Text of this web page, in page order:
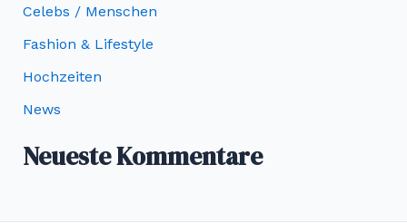
Celebs / Menschen
Fashion & Lifestyle
Hochzeiten
News
Neueste Kommentare